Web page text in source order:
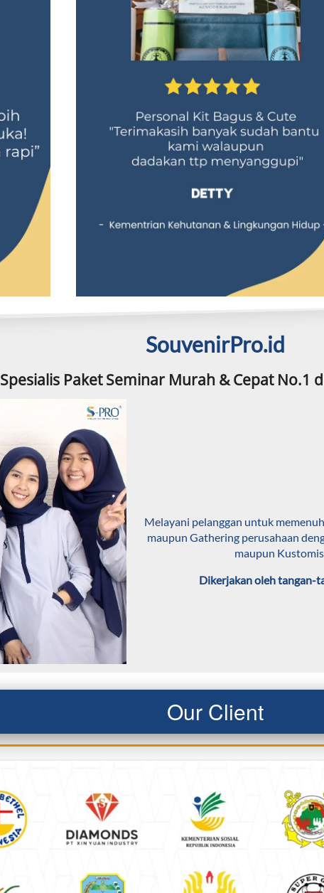
SouvenirPro.id
Spesialis Paket Seminar Murah & Cepat No.1 di
Melayani pelanggan untuk
maupun Gathering perusahaan
maupun
Dikerjakan oleh tangan-
Our Client